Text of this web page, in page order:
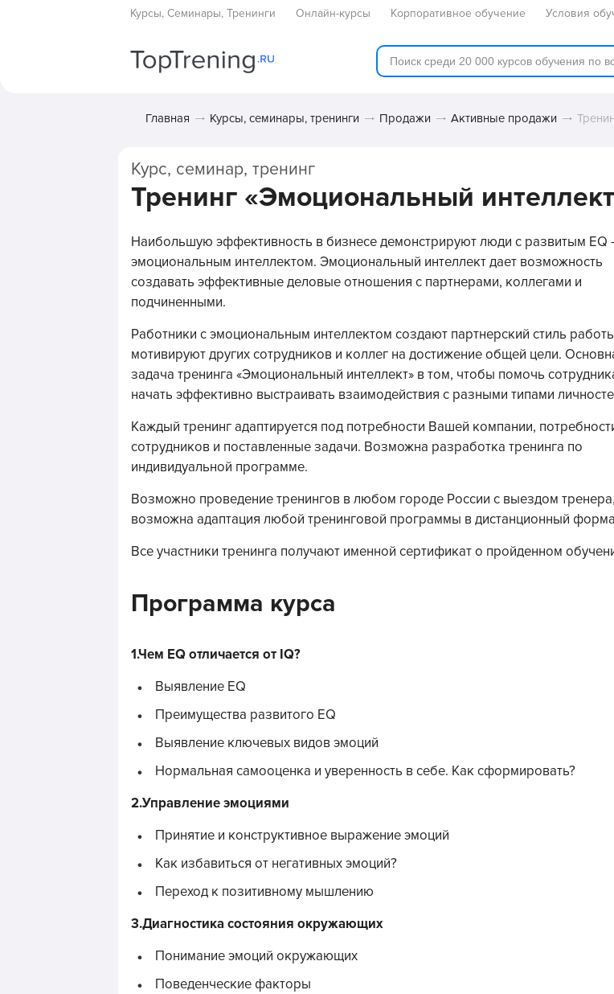
Курсы, Семинары, Тренинги Онлайн-курсы Корпоративное обучение Условия
Главная Курсы, семинары, тренинги Продажи Активные продажи
Курс, семинар, тренинг
Тренинг «Эмоциональный
Наибольшую эффективность в бизнесе демонстрируют люди с развитым EQ
эмоциональным интеллектом. Эмоциональный интеллект дает возможность
создавать эффективные деловые отношения с партнерами, коллегами и
подчиненными.
Работники с эмоциональным интеллектом создают партнерский стиль
мотивируют других сотрудников и коллег на достижение общей цели.
задача тренинга «Эмоциональный интеллект» в том, чтобы помочь
начать эффективно выстраивать взаимодействия с разными типами
Каждый тренинг адаптируется под потребности Вашей компании,
сотрудников и поставленные задачи. Возможна разработка тренинга по
индивидуальной программе.
Возможно проведение тренингов в любом городе России с выездом
возможна адаптация любой тренинговой программы в дистанционный
Все участники тренинга получают именной сертификат о пройденном
Программа курса
1.Чем EQ отличается от IQ?
Выявление EQ
Преимущества развитого EQ
Выявление ключевых видов эмоций
Нормальная самооценка и уверенность в себе. Как сформировать?
2.Управление эмоциями
Принятие и конструктивное выражение эмоций
Как избавиться от негативных эмоций?
Переход к позитивному мышлению
3.Диагностика состояния окружающих
Понимание эмоций окружающих
Поведенческие факторы